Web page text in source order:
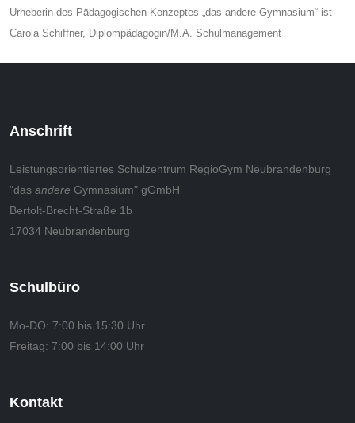
Urheberin des Pädagogischen Konzeptes „das andere Gymnasium“ ist
Carola Schiffner, Diplompädagogin/M.A. Schulmanagement
Anschrift
Leistungsorientiertes Schulzentrum RegioGym Neubrandenburg
"das andere Gymnasium" gGmbH
Bertolt-Brecht-Straße 1b
17034 Neubrandenburg
Schulbüro
Mo-DO: 7:00 bis 15:30 Uhr
Freitag: 7:00 bis 14:00 Uhr
Kontakt